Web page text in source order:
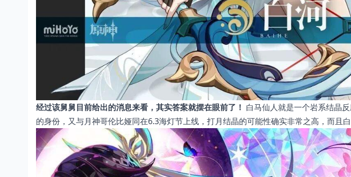
经过该舅舅目前给出的消息来看，其实答案就摆在眼前了！ 白马仙人就是一个岩系结晶
的身份，又与月神哥伦比娅同在6.3海灯节上线，打月结晶的可能性确实非常之高，而且